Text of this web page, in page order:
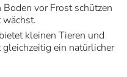
Boden vor Frost schützen
wächst.
kleinen Tieren und
ein natürlicher